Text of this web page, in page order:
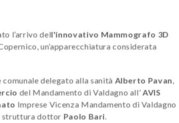
l’arrivo dell'innovativo Mammografo 3D
un’apparecchiatura considerata
delegato alla sanità Alberto Pavan,
del Mandamento di Valdagno all’AVIS
Imprese Vicenza Mandamento di Valdagno
struttura dottor Paolo Bari.